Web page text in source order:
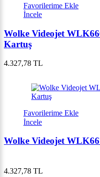
Favorilerime Ekle
İncele
Wolke Videojet
Kartuş
4.327,78 TL
Favorilerime Ekle
İncele
Wolke Videojet
4.327,78 TL